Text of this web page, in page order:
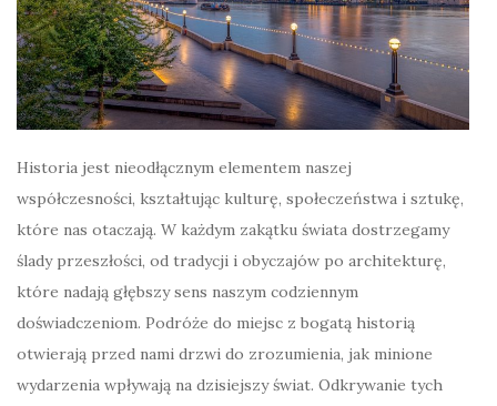
Historia jest nieodłącznym elementem naszej
współczesności, kształtując kulturę, społeczeństwa i sztukę,
które nas otaczają. W każdym zakątku świata dostrzegamy
ślady przeszłości, od tradycji i obyczajów po architekturę,
które nadają głębszy sens naszym codziennym
doświadczeniom. Podróże do miejsc z bogatą historią
otwierają przed nami drzwi do zrozumienia, jak minione
wydarzenia wpływają na dzisiejszy świat. Odkrywanie tych